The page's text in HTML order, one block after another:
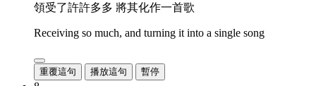
領受了許許多多 將其化作一首歌
Receiving so much, and turning it into a single song
重覆這句 播放這句 暫停